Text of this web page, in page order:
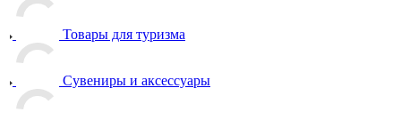
Товары для туризма
Сувениры и аксессуары